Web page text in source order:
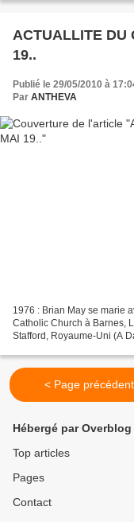
ACTUALLITE DU
19..
Publié le 29/05/2010 à
Par ANTHEVA
1976 : Brian May se marie
Catholic Church à Barnes,
Stafford, Royaume-Uni (A
< Page
Hébergé par Overblog
Top articles
Pages
Contact